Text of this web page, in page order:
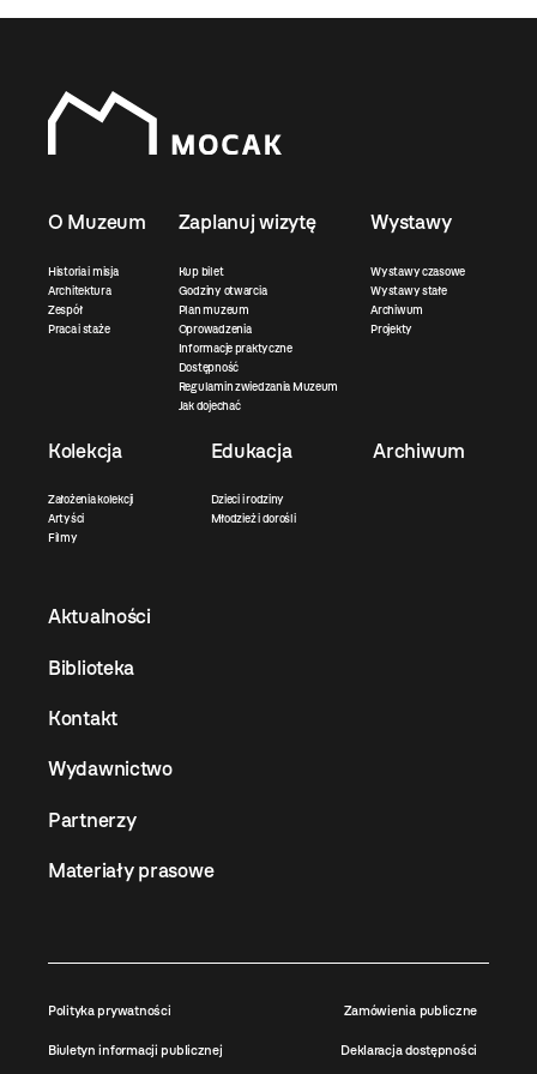
O Muzeum
Historia i misja
Architektura
Zespół
Praca i staże
Zaplanuj wizytę
Kup bilet
Godziny otwarcia
Plan muzeum
Oprowadzenia
Informacje praktyczne
Dostępność
Regulamin zwiedzania Muzeum
Jak dojechać
Wystawy
Wystawy czasowe
Wystawy stałe
Archiwum
Projekty
Kolekcja
Założenia kolekcji
Artyści
Filmy
Edukacja
Dzieci i rodziny
Młodzież i dorośli
Archiwum
Aktualności
Biblioteka
Kontakt
Wydawnictwo
Partnerzy
Materiały prasowe
Polityka prywatności Zamówienia publiczne
Biuletyn informacji publicznej Deklaracja dostępności